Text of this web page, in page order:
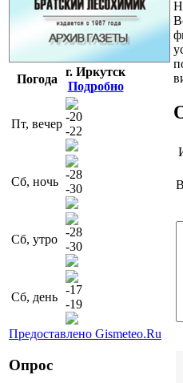
Погода
г. Иркутск
Подробно
Пт, вечер
-20
-22
Сб, ночь
-28
-30
Сб, утро
-28
-30
Сб, день
-17
-19
Предоставлено Gismeteo.Ru
Опрос